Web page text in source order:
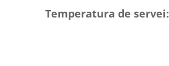
Temperatura de servei: